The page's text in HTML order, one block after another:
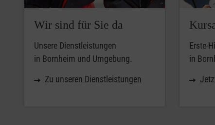
Wir sind für Sie da
Unsere Dienstleistungen
in Bornheim und Umgebung.
Zu unseren Dienstleistungen
Erste-
in